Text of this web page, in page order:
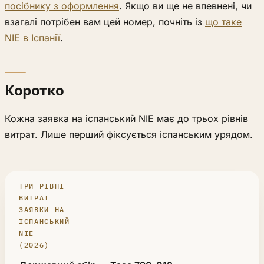
посібнику з оформлення. Якщо ви ще не впевнені, чи
взагалі потрібен вам цей номер, почніть із що таке
NIE в Іспанії.
Коротко
Кожна заявка на іспанський NIE має до трьох рівнів
витрат. Лише перший фіксується іспанським урядом.
ТРИ РІВНІ
ВИТРАТ
ЗАЯВКИ НА
ІСПАНСЬКИЙ
NIE
(2026)